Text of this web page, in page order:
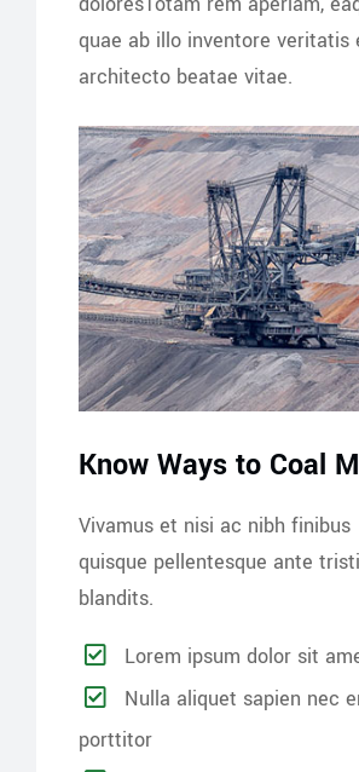
quae ab illo inventore veritatis
architecto beatae vitae.
Know Ways to Coal
Vivamus et nisi ac nibh finibus
quisque pellentesque ante
blandits.
Lorem ipsum dolor sit
Nulla aliquet sapien nec
porttitor